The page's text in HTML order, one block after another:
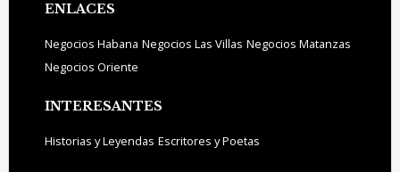
ENLACES
Negocios Habana Negocios Las Villas Negocios Matanzas
Negocios Oriente
INTERESANTES
Historias y Leyendas Escritores y Poetas